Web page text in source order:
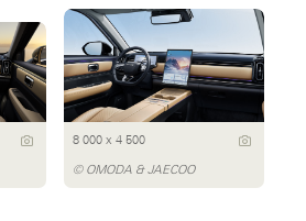
8 000 x 4 500
© OMODA & JAECOO